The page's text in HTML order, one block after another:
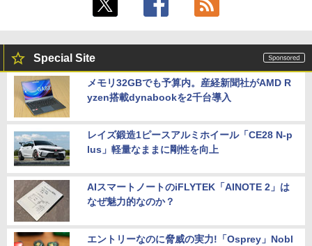
Special Site
メモリ32GBでも予算内。産経新聞社がAMD R
yzen搭載dynabookを2千台導入
レイズ鍛造1ピースアルミホイール「CE28 N-p
lus」軽量なままに剛性を向上
AIスマートノートのiFLYTEK「AINOTE 2」は
なぜ魅力的なのか？
エントリーなのに脅威の実力!「Osprey」Nobl